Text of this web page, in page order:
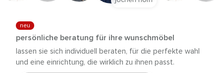
neu
persönliche beratung für ihre wunschmöbel
lassen sie sich individuell beraten, für die perfekte wahl
und eine einrichtung, die wirklich zu ihnen passt.